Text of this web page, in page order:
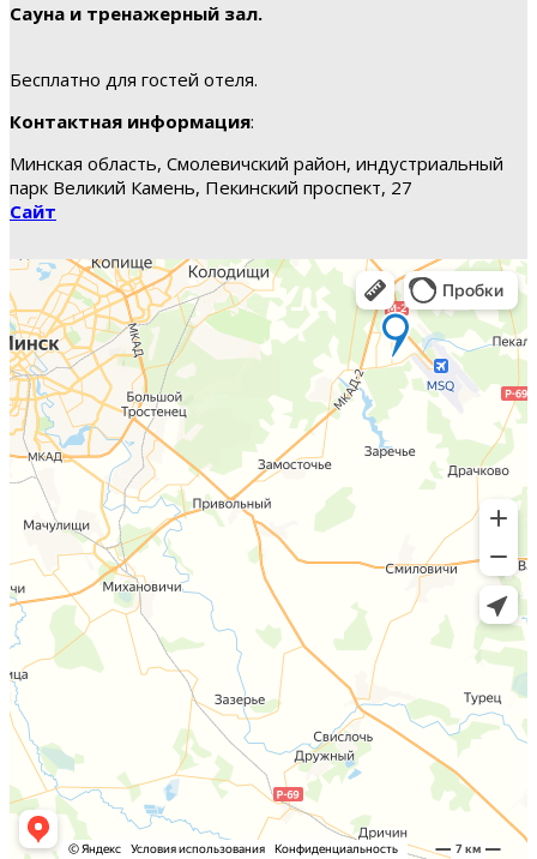
Сауна и тренажерный зал.
Бесплатно для гостей отеля.
Контактная информация:
Минская область, Смолевичский район, индустриальный
парк Великий Камень, Пекинский проспект, 27
Сайт